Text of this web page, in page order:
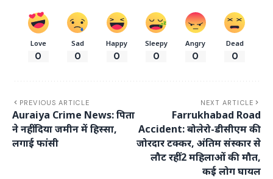
Love
0
Sad
0
Happy
0
Sleepy
0
Angry
0
Dead
0
PREVIOUS ARTICLE
Auraiya Crime News: पिता
ने नहीं दिया जमीन में हिस्सा,
लगाई फांसी
NEXT ARTICLE
Farrukhabad Road
Accident: बोलेरो-डीसीएम की
जोरदार टक्कर, अंतिम संस्कार से
लौट रहीं 2 महिलाओं की मौत,
कई लोग घायल